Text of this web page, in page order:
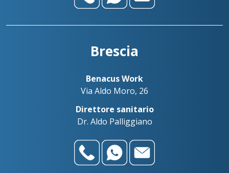
Brescia
Benacus Work
Via Aldo Moro, 26
Direttore sanitario
Dr. Aldo Palliggiano